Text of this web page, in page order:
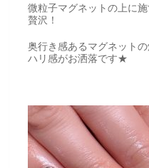
微粒子マグネットの上に
贅沢！
奥行き感あるマグネット
ハリ感がお洒落です★